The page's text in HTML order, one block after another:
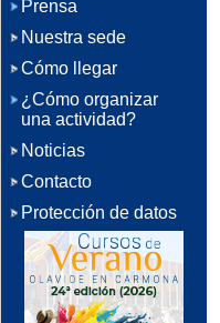
Prensa
Nuestra sede
Cómo llegar
¿Cómo organizar
una actividad?
Noticias
Contacto
Protección de datos